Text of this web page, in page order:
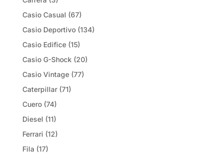
Casio Casual (67)
Casio Deportivo (134)
Casio Edifice (15)
Casio G-Shock (20)
Casio Vintage (77)
Caterpillar (71)
Cuero (74)
Diesel (11)
Ferrari (12)
Fila (17)